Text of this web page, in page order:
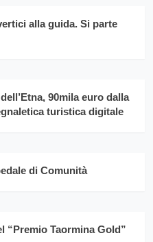
alla guida. Si parte
90mila euro dalla
turistica digitale
di Comunità
“Premio Taormina Gold”